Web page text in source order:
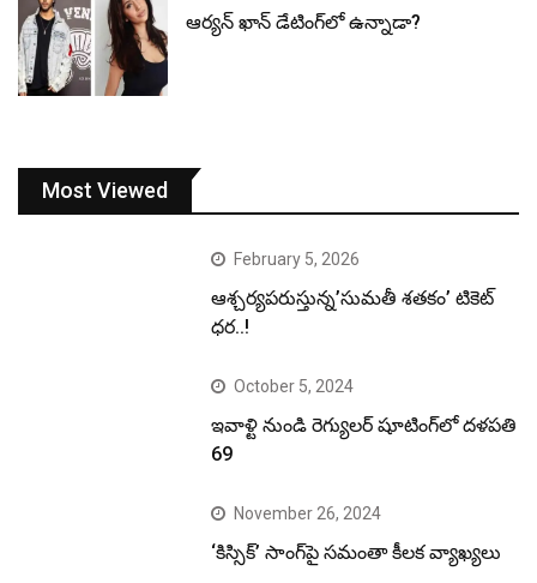
ఆర్యన్ ఖాన్ డేటింగ్‌లో ఉన్నాడా?
Most Viewed
February 5, 2026
ఆశ్చర్యపరుస్తున్న’సుమతీ శతకం’ టికెట్
ధర..!
October 5, 2024
ఇవాళ్టి నుండి రెగ్యులర్ షూటింగ్‌లో దళపతి
69
November 26, 2024
‘కిస్సిక్’ సాంగ్‌పై సమంతా కీలక వ్యాఖ్యలు